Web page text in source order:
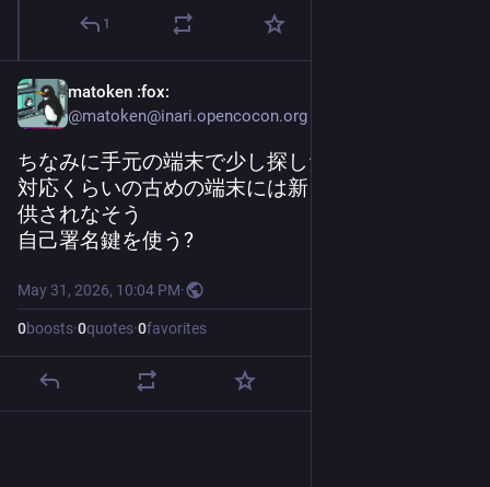
1
matoken :fox:
@matoken@inari.opencocon.org
ちなみに手元の端末で少し探したところWIn11非
対応くらいの古めの端末には新しい証明書が提
供されなそう
自己署名鍵を使う?
May 31, 2026, 10:04 PM·
0boosts·0quotes·0favorites